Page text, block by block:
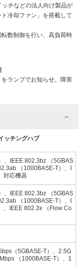
チなどの法人向け製品が
冷却ファン」を搭載して
数制御を行い、高負荷時
ランプでお知らせ。障害
ッチングハブ
、IEEE 802.3bz （5GBAS
（1000BASE-T）、I
対応機器
、IEEE 802.3bz （5GBAS
（1000BASE-T）、I
、IEEE 802.3x （Flow Co
（5GBASE-T）、2.5G
（1000BASE-T）、1